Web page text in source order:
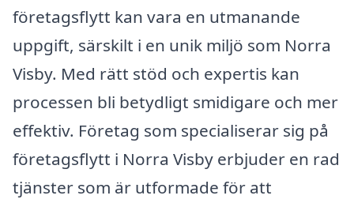
företagsflytt kan vara en utmanande
uppgift, särskilt i en unik miljö som Norra
Visby. Med rätt stöd och expertis kan
processen bli betydligt smidigare och mer
effektiv. Företag som specialiserar sig på
företagsflytt i Norra Visby erbjuder en rad
tjänster som är utformade för att